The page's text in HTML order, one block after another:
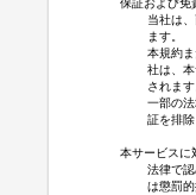
保証および免
当社は
ます。
本規約
社は、
されます
一部の
証を排除
本サービスに
法律で
は懲罰